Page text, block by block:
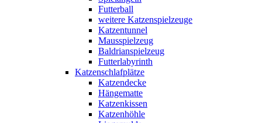
Futterball
weitere Katzenspielzeuge
Katzentunnel
Mausspielzeug
Baldrianspielzeug
Futterlabyrinth
Katzenschlafplätze
Katzendecke
Hängematte
Katzenkissen
Katzenhöhle